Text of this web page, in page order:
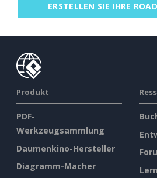
ERSTELLEN SIE IHRE
Produkt
PDF-
Werkzeugsammlung
Daumenkino-Hersteller
Diagramm-Macher